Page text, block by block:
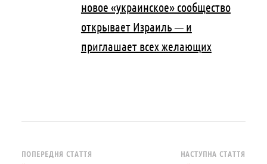
новое «украинское» сообщество
открывает Израиль — и
приглашает всех желающих
Навігація
ПОПЕРЕДНЯ СТАТТЯ НАСТУПНА СТАТТЯ